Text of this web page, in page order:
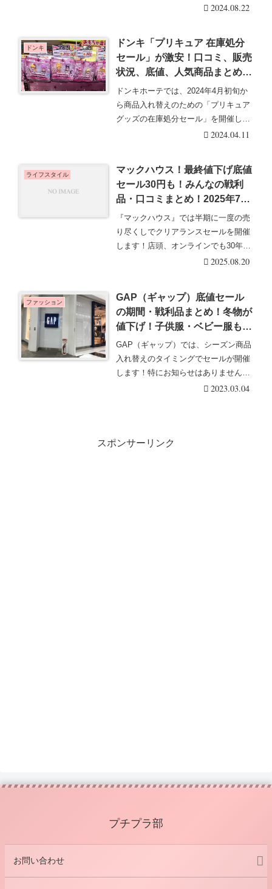
庫限りで底値で・・・続きを読む
2024.08.22
ドンキ
ドンキ「プリキュア 在庫処分
セール」が激安！口コミ、販売
状況、底値、人気商品まとめ！
開催店はどこ？
ドンキホーテでは、2024年4月初旬か
ら商品入れ替えのための「プリキュア
グッズの在庫処分セール」を開催して
います。在庫限・・・続きを読む
2024.04.11
ライフスタイル
マックハウス！最終値下げ底値
セール30円も！みんなの戦利
品・口コミまとめ！2025年7月
に夏物最終処分！
『マックハウス』では半期に一度の売
り尽くしでクリアランスセールを開催
します！店頭、オンラインでも30年ま
で値下げした最終・・・続きを読む
2025.08.20
ファッション
GAP（ギャップ）底値セール
の期間・戦利品まとめ！冬物が
値下げ！子供服・ベビー服も！
底値は3月？
GAP（ギャップ）では、シーズン商品
入れ替えのタイミングでセールが開催
します！特にお知らせはありません
が、お得な価格にな・・・続きを読む
2023.03.04
スポンサーリンク
プチプラ部
お問い合わせ